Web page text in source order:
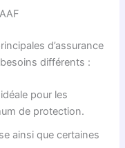
d’assurance
différents :
pour les
de protection.
ainsi que certaines